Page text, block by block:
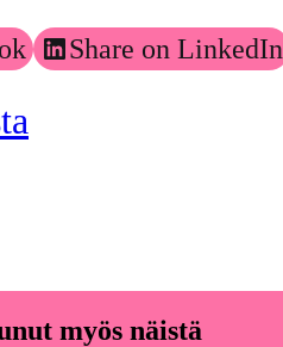
Share on LinkedIn
myös näistä